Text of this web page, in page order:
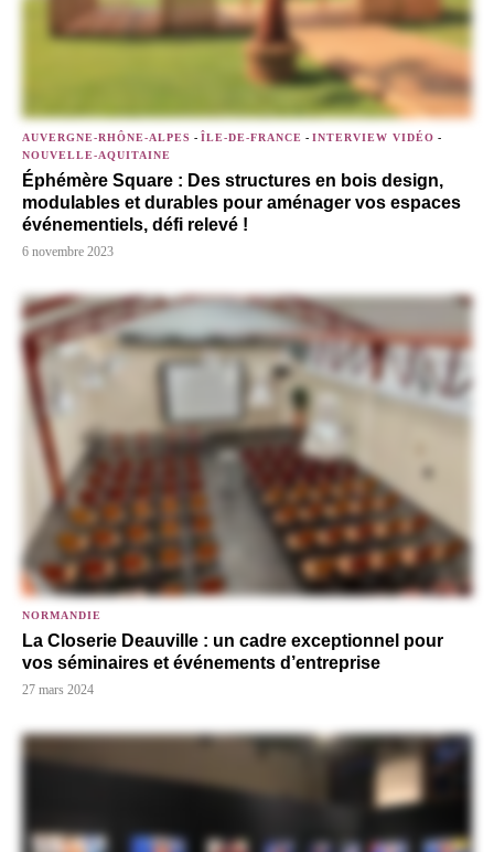
AUVERGNE-RHÔNE-ALPES - ÎLE-DE-FRANCE - INTERVIEW VIDÉO -
NOUVELLE-AQUITAINE
Éphémère Square : Des structures en bois design,
modulables et durables pour aménager vos espaces
événementiels, défi relevé !
6 novembre 2023
NORMANDIE
La Closerie Deauville : un cadre exceptionnel pour
vos séminaires et événements d’entreprise
27 mars 2024